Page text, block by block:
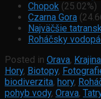
Chopok (25.02%)
Czarna Gora
Najväčšie
Roháčsky
Posted in Orava, Krajina
Hory, Biotopy,
biodiverzita, hory,
pohyb vody, Orava,